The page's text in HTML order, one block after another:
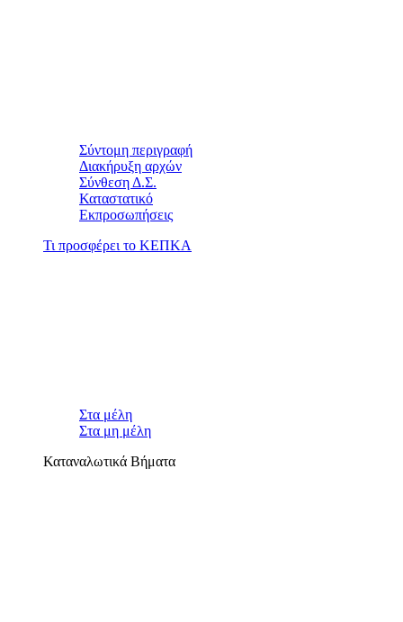
Σύντομη περιγραφή
Διακήρυξη αρχών
Σύνθεση Δ.Σ.
Καταστατικό
Εκπροσωπήσεις
Τι προσφέρει το ΚΕΠΚΑ
Στα μέλη
Στα μη μέλη
Καταναλωτικά Βήματα